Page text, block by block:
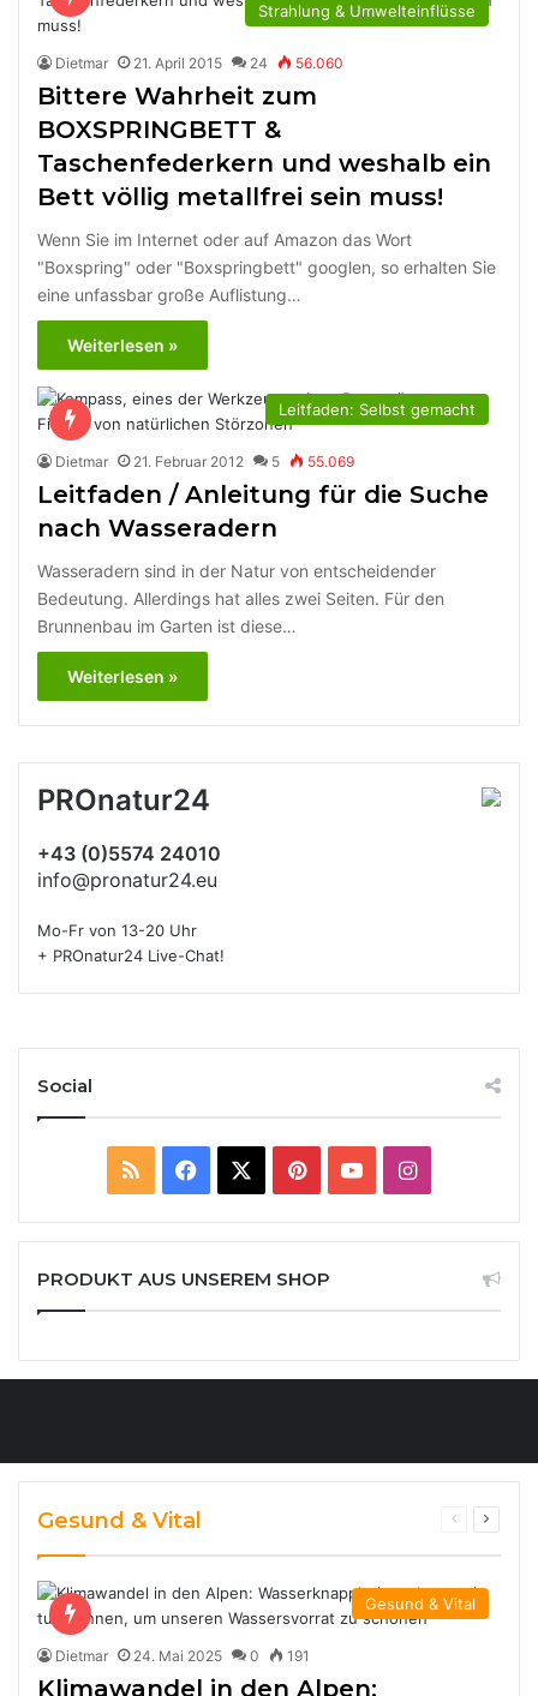
Strahlung & Umwelteinflüsse
Dietmar 21. April 2015 24 56.060
Bittere Wahrheit zum
BOXSPRINGBETT &
Taschenfederkern und weshalb ein
Bett völlig metallfrei sein muss!
Wenn Sie im Internet oder auf Amazon das Wort
"Boxspring" oder "Boxspringbett" googlen, so erhalten Sie
eine unfassbar große Auflistung…
Weiterlesen »
Leitfaden: Selbst gemacht
Dietmar 21. Februar 2012 5 55.069
Leitfaden / Anleitung für die Suche
nach Wasseradern
Wasseradern sind in der Natur von entscheidender
Bedeutung. Allerdings hat alles zwei Seiten. Für den
Brunnenbau im Garten ist diese…
Weiterlesen »
PROnatur24
+43 (0)5574 24010
info@pronatur24.eu
Mo-Fr von 13-20 Uhr
+ PROnatur24 Live-Chat!
Social
RSS Facebook PinterestYouTubeInstagram
PRODUKT AUS UNSEREM SHOP
Gesund & Vital
Previous
Gesund & Vital
Dietmar 24. Mai 2025 0 191
Klimawandel in den Alpen: